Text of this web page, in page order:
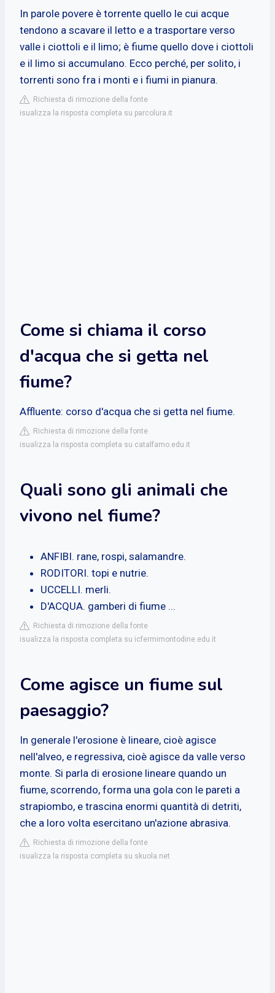
In parole povere è torrente quello le cui acque
tendono a scavare il letto e a trasportare verso
valle i ciottoli e il limo; è fiume quello dove i ciottoli
e il limo si accumulano. Ecco perché, per solito, i
torrenti sono fra i monti e i fiumi in pianura.
Richiesta di rimozione della fonte
isualizza la risposta completa su parcolura.it
Come si chiama il corso
d'acqua che si getta nel
fiume?
Affluente: corso d'acqua che si getta nel fiume.
Richiesta di rimozione della fonte
isualizza la risposta completa su catalfamo.edu.it
Quali sono gli animali che
vivono nel fiume?
ANFIBI. rane, rospi, salamandre.
RODITORI. topi e nutrie.
UCCELLI. merli.
D'ACQUA. gamberi di fiume ...
Richiesta di rimozione della fonte
isualizza la risposta completa su icfermimontodine.edu.it
Come agisce un fiume sul
paesaggio?
In generale l'erosione è lineare, cioè agisce
nell'alveo, e regressiva, cioè agisce da valle verso
monte. Si parla di erosione lineare quando un
fiume, scorrendo, forma una gola con le pareti a
strapiombo, e trascina enormi quantità di detriti,
che a loro volta esercitano un'azione abrasiva.
Richiesta di rimozione della fonte
isualizza la risposta completa su skuola.net